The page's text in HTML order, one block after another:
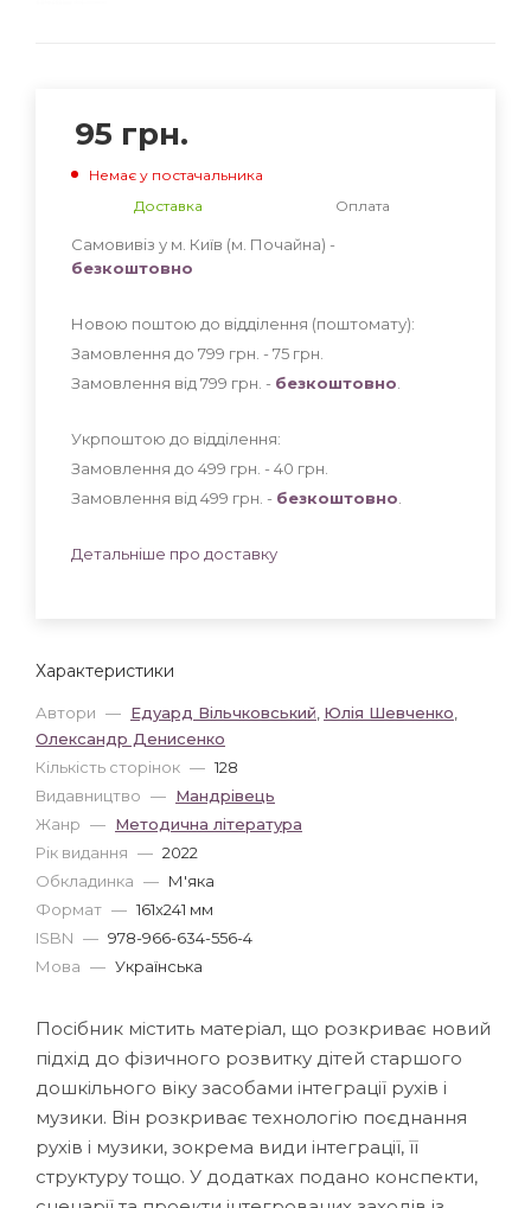
Характеристики
Автори — Едуард Вільчковський Юлія Шевченко
Олександр Денисенко
Кількість сторінок — 128
Видавництво — Мандрівець
Жанр — Методична література
Рік видання — 2022
Обкладинка — М'яка
Формат — 161x241 мм
ISBN — 978-966-634-556-4
Мова — Українська
95 грн.
Немає у постачальника
Доставка
Оплата
Самовивіз у м. Київ (м. Почайна) -
безкоштовно
Новою поштою до відділення (поштомату):
Замовлення до 799 грн. - 75 грн
Замовлення від 799 грн. - безкоштовно
Укрпоштою до відділення:
Замовлення до 499 грн. - 40 грн
Замовлення від 499 грн. - безкоштовно
Детальніше про доставку
Посібник містить матеріал, що розкриває новий
підхід до фізичного розвитку дітей старшого
дошкільного віку засобами інтеграції рухів і
музики. Він розкриває технологію поєднання
рухів і музики, зокрема види інтеграції, її
структуру тощо. У додатках подано конспекти,